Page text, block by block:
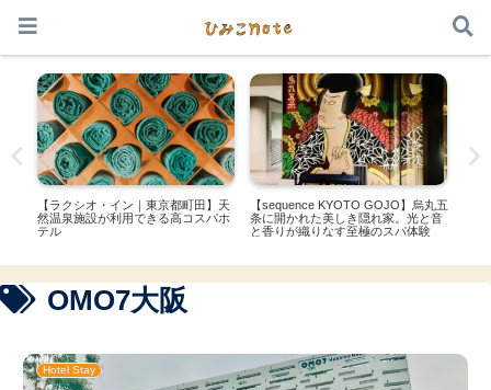
【ラクシオ・イン｜東京都町田】天
然温泉施設が利用できる高コスパホ
テル
【sequence KYOTO GOJO】烏丸五
条に開かれた美しき隠れ家。光と音
と香りが織りなす至極のスパ体験
OMO7大阪
Hotel Stay